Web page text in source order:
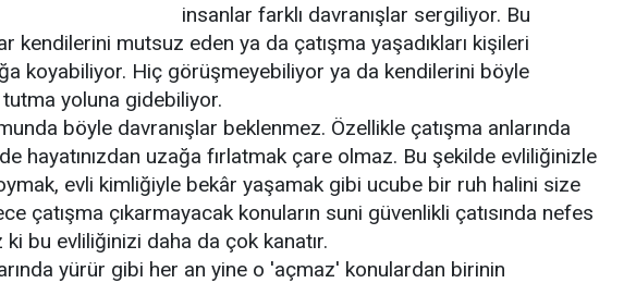
insanlar farklı davranışlar sergiliyor. Bu
kendilerini mutsuz eden ya da çatışma yaşadıkları kişileri
koyabiliyor. Hiç görüşmeyebiliyor ya da kendilerini böyle
yoluna gidebiliyor.
böyle davranışlar beklenmez. Özellikle çatışma anlarında
hayatınızdan uzağa fırlatmak çare olmaz. Bu şekilde evliliğinizle
evli kimliğiyle bekâr yaşamak gibi ucube bir ruh halini size
çatışma çıkarmayacak konuların suni güvenlikli çatısında nefes
ki bu evliliğinizi daha da çok kanatır.
yürür gibi her an yine o 'açmaz' konulardan birinin